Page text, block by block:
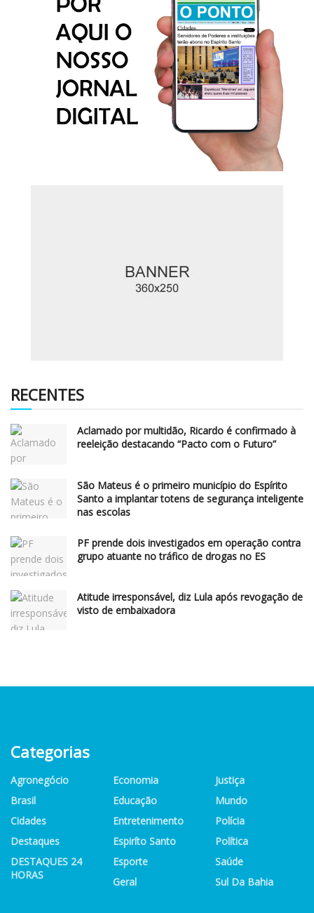
RECENTES
Aclamado por multidão, Ricardo é confirmado à
reeleição destacando “Pacto com o Futuro”
São Mateus é o primeiro município do Espírito
Santo a implantar totens de segurança inteligente
nas escolas
PF prende dois investigados em operação contra
grupo atuante no tráfico de drogas no ES
Atitude irresponsável, diz Lula após revogação de
visto de embaixadora
Categorias
Agronegócio
Brasil
Cidades
Destaques
DESTAQUES 24
HORAS
Economia
Educação
Entretenimento
Espiríto Santo
Esporte
Geral
Justiça
Mundo
Polícia
Política
Saúde
Sul Da Bahia